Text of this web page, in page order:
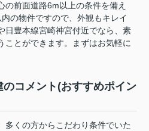
の前面道路6m以上の条件を備え
の物件ですので、外観もキレイ
日豊本線宮崎神宮付近でなら、素
ことができます。まずはお気軽に
コメント(おすすめポイン
多くの方からこだわり条件でいた